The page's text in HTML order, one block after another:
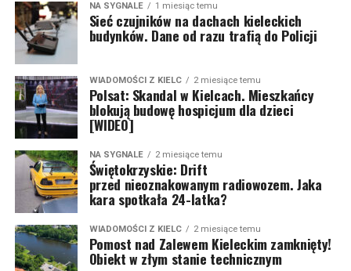
NA SYGNALE 1 miesiąc temu
Sieć czujników na dachach kieleckich
budynków. Dane od razu trafią do Policji
WIADOMOŚCI Z KIELC 2 miesiące temu
Polsat: Skandal w Kielcach. Mieszkańcy
blokują budowę hospicjum dla dzieci
[WIDEO]
NA SYGNALE 2 miesiące temu
Świętokrzyskie: Drift
przed nieoznakowanym radiowozem. Jaka
kara spotkała 24-latka?
WIADOMOŚCI Z KIELC 2 miesiące temu
Pomost nad Zalewem Kieleckim zamknięty!
Obiekt w złym stanie technicznym